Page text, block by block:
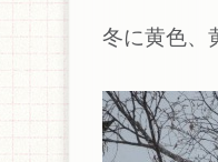
冬に黄色、